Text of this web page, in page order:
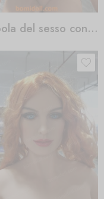
Bambola del sesso con petto piccolo